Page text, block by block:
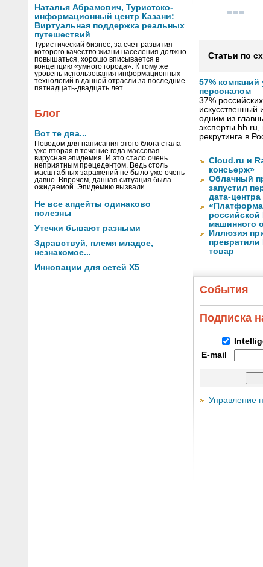
Наталья Абрамович, Туристско-
информационный центр Казани:
Виртуальная поддержка реальных
путешествий
Туристический бизнес, за счет развития
которого качество жизни населения должно
повышаться, хорошо вписывается в
концепцию «умного города». К тому же
уровень использования информационных
технологий в данной отрасли за последние
пятнадцать-двадцать лет …
Блог
Вот те два...
Поводом для написания этого блога стала
уже вторая в течение года массовая
вирусная эпидемия. И это стало очень
неприятным прецедентом. Ведь столь
масштабных заражений не было уже очень
давно. Впрочем, данная ситуация была
ожидаемой. Эпидемию вызвали …
Не все апдейты одинаково
полезны
Утечки бывают разными
Здравствуй, племя младое,
незнакомое...
Инновации для сетей X5
Статьи по
57%
персоналом
37%
искусственный
одним из
эксперты
рекрутинга в
…
Cloud.ru и
консьерж»
Облачный
запустил
дата-
машинного
Иллюзия
превратили
товар
События
Подписка
E-mail
Управление